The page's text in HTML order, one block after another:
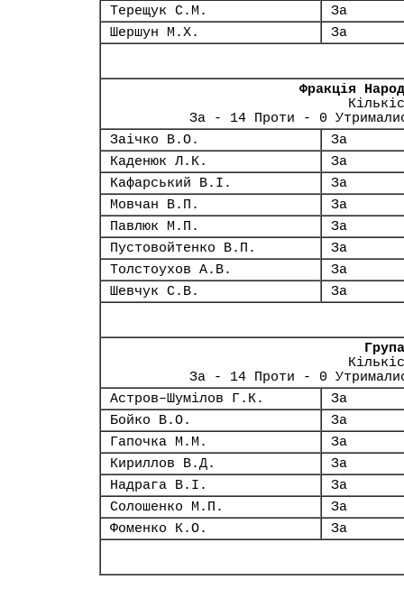
Терещук С.М.
За
Шершун М.Х.
За
Фракція
За - 14 Проти - 0
Заічко В.О.
За
Каденюк Л.К.
За
Кафарський В.І.
За
Мовчан В.П.
За
Павлюк М.П.
За
Пустовойтенко В.П.
За
Толстоухов А.В.
За
Шевчук С.В.
За
За - 14 Проти - 0
Астров–Шумілов Г.К.
За
Бойко В.О.
За
Гапочка М.М.
За
Кириллов В.Д.
За
Надрага В.І.
За
Солошенко М.П.
За
Фоменко К.О.
За